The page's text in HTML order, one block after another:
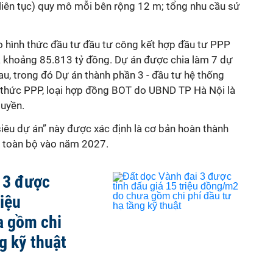
tục) quy mô mỗi bên rộng 12 m; tổng nhu cầu sử
hình thức đầu tư đầu tư công kết hợp đầu tư PPP
85.813 tỷ đồng. Dự án được chia làm 7 dự
trong đó Dự án thành phần 3 - đầu tư hệ thống
PPP, loại hợp đồng BOT do UBND TP Hà Nội là
dự án” này được xác định là cơ bản hoàn thành
bộ vào năm 2027.
được
gồm chi
kỹ thuật